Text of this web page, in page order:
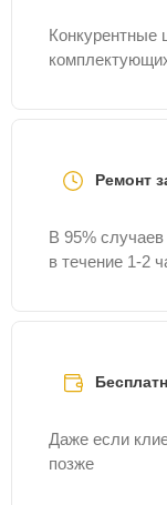
Конкурентные
Ремонт
В 95%
в течение 1-2
Даже если
позже